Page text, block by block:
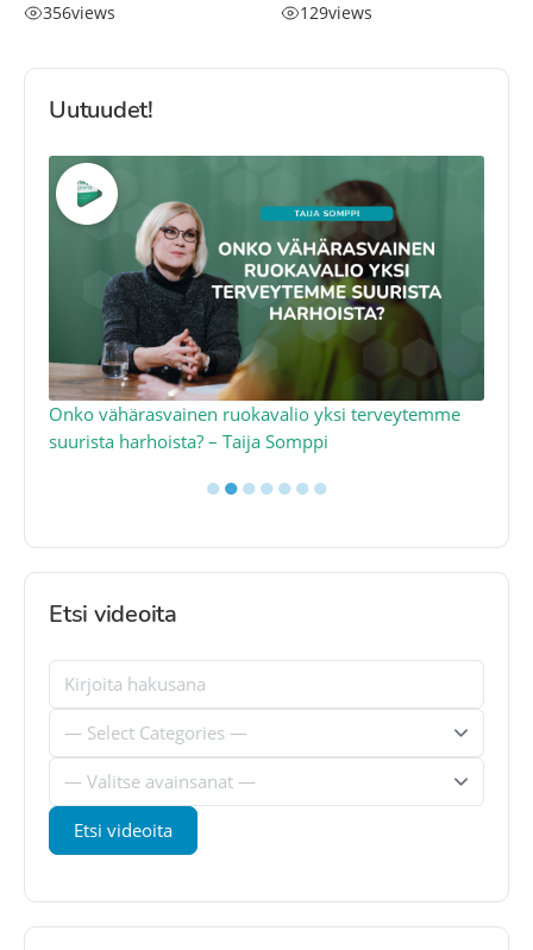
356views 129views
Uutuudet!
Onko vähärasvainen ruokavalio yksi terveytemme
suurista harhoista? – Taija Somppi
●●●●●●●
Etsi videoita